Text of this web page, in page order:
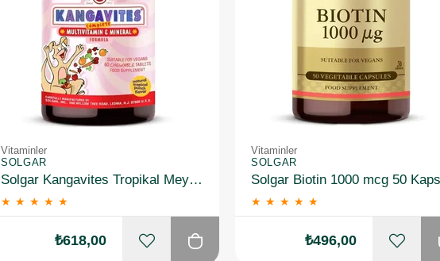
Vitaminler
SOLGAR
Solgar Kangavites Tropikal Meyve Aromalı 60 Tablet
★ ★ ★ ★ ★
₺618,00
Vitaminler
SOLGAR
Solgar Biotin 1000 mcg 50
★ ★ ★ ★ ★
₺496,00